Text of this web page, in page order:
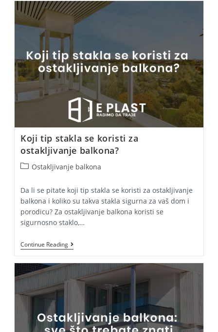
Šta
Trebate
Znati
Koji tip stakla se koristi za
ostakljivanje balkona?
PostOstakljivanje balkona
Da li se pitate koji tip stakla se koristi za ostakljivanje
balkona i koliko su takva stakla sigurna za vaš dom i
porodicu? Za ostakljivanje balkona koristi se
sigurnosno staklo,…
Continue ReadingKoji
Tip
Se
Koristi
Za
Ostakljivanje